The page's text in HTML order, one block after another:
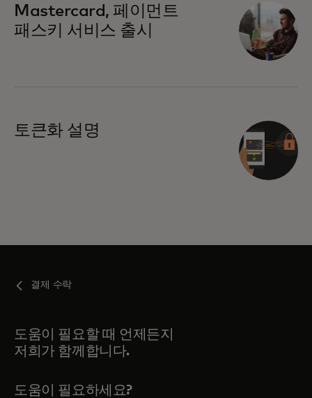
Mastercard, 페이먼트
패스키 서비스 출시
토큰화 설명
결제 수락
도움이 필요할 때 언제든지
저희가 함께합니다.
도움이 필요하세요?